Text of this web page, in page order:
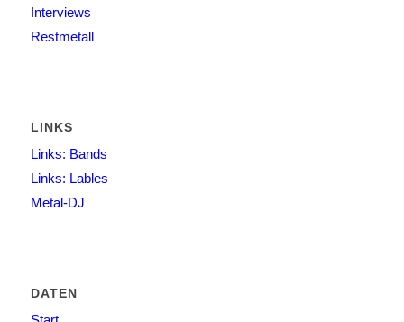
Interviews
Restmetall
LINKS
Links: Bands
Links: Lables
Metal-DJ
DATEN